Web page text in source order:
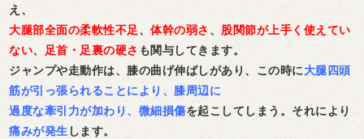
え、
大腿部全面の柔軟性不足、体幹の弱さ 、 股関節が上手く使えてい
ない、 足首・足裏の硬さ も関与してきます。
ジャンプや走動作は、膝の曲げ伸ばしがあり、この時に大腿四頭
筋が引っ張られることにより、膝周辺に
過度な牽引力が加わり、微細損傷を起こしてしまう。それにより
痛みが発生 します。